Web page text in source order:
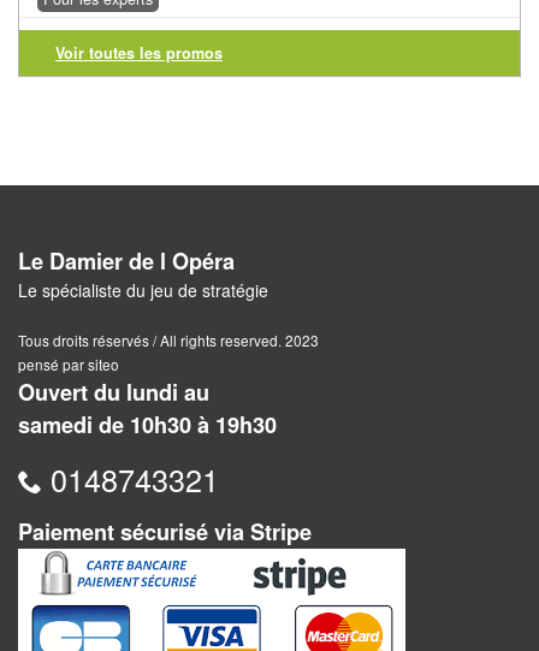
Monde
Awalé
Mah-
Jong
Shogi
Xiang
Qi
Nouveautés
Promotions
Voir toutes les promos
Le Damier de l Opéra
Le spécialiste du jeu de stratégie
Tous droits réservés / All rights reserved. 2023
pensé par siteo
Ouvert du lundi au
samedi de 10h30 à 19h30
0148743321
Paiement sécurisé via Stripe